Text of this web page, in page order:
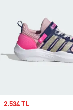
Sale price
2.534 TL